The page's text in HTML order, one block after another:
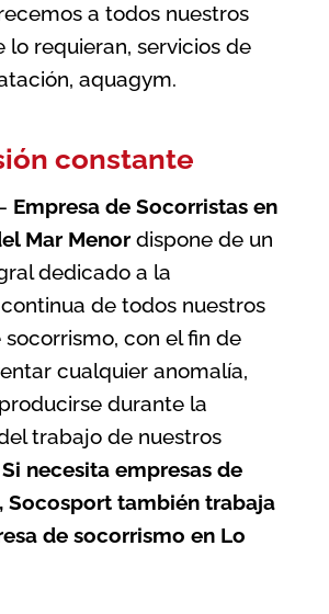
a todos nuestros
lo requieran, servicios de
aquagym.
constante
Empresa de Socorristas en
Mar Menordispone de un
dedicado a la
de todos nuestros
socorrismo, con el fin de
cualquier anomalía,
durante la
trabajo de nuestros
Si necesita empresas de
Socosport también trabaja
de socorrismo en Lo